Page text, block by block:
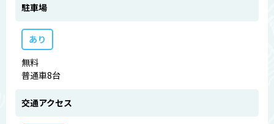
駐車場
あり
無料
普通車8台
交通アクセス